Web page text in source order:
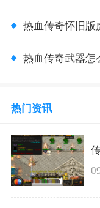
热血传奇怀旧版
热血传奇武器怎
热门资讯